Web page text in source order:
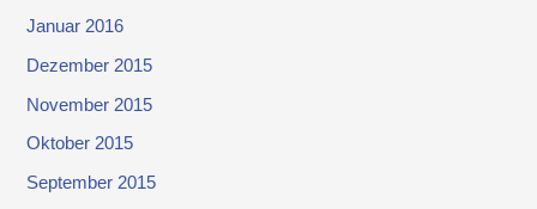
Januar 2016
Dezember 2015
November 2015
Oktober 2015
September 2015